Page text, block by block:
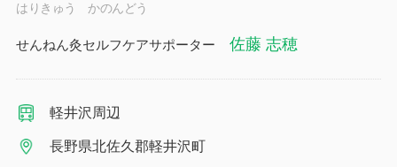
はりきゅう かのんどう
せんねん灸セルフケアサポーター 佐藤 志穂
軽井沢周辺
長野県北佐久郡軽井沢町